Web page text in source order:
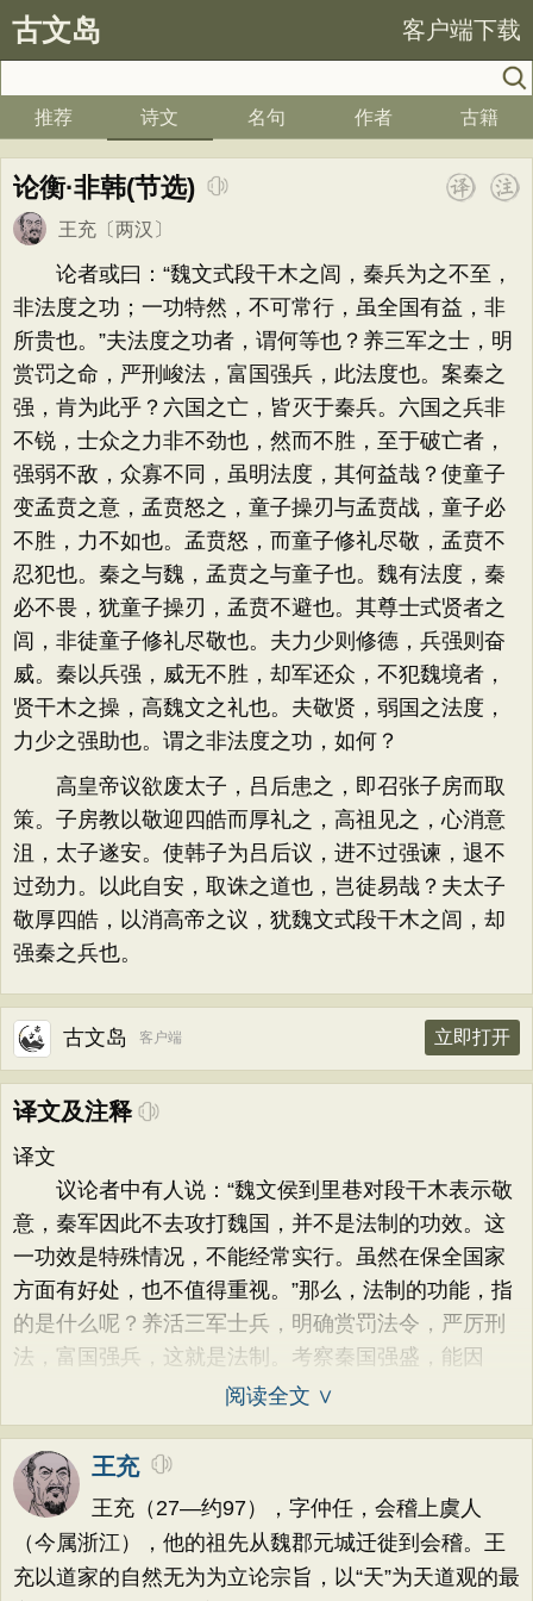
古文岛 客户端下载
推荐 诗文 名句 作者 古籍
论衡·非韩(节选)
王充 〔两汉〕
论者或曰：“魏文式段干木之闾，秦兵为之不至，
非法度之功；一功特然，不可常行，虽全国有益，非
所贵也。”夫法度之功者，谓何等也？养三军之士，明
赏罚之命，严刑峻法，富国强兵，此法度也。案秦之
强，肯为此乎？六国之亡，皆灭于秦兵。六国之兵非
不锐，士众之力非不劲也，然而不胜，至于破亡者，
强弱不敌，众寡不同，虽明法度，其何益哉？使童子
变孟贲之意，孟贲怒之，童子操刃与孟贲战，童子必
不胜，力不如也。孟贲怒，而童子修礼尽敬，孟贲不
忍犯也。秦之与魏，孟贲之与童子也。魏有法度，秦
必不畏，犹童子操刃，孟贲不避也。其尊士式贤者之
闾，非徒童子修礼尽敬也。夫力少则修德，兵强则奋
威。秦以兵强，威无不胜，却军还众，不犯魏境者，
贤干木之操，高魏文之礼也。夫敬贤，弱国之法度，
力少之强助也。谓之非法度之功，如何？
高皇帝议欲废太子，吕后患之，即召张子房而取
策。子房教以敬迎四皓而厚礼之，高祖见之，心消意
沮，太子遂安。使韩子为吕后议，进不过强谏，退不
过劲力。以此自安，取诛之道也，岂徒易哉？夫太子
敬厚四皓，以消高帝之议，犹魏文式段干木之闾，却
强秦之兵也。
古文岛 客户端 立即打开
译文及注释
译文
议论者中有人说：“魏文侯到里巷对段干木表示敬
意，秦军因此不去攻打魏国，并不是法制的功效。这
一功效是特殊情况，不能经常实行。虽然在保全国家
方面有好处，也不值得重视。”那么，法制的功能，指
的是什么呢？养活三军士兵，明确赏罚法令，严厉刑
法，富国强兵，这就是法制。考察秦国强盛，能因
阅读全文 ∨
王充
王充（27—约97），字仲任，会稽上虞人
（今属浙江），他的祖先从魏郡元城迁徙到会稽。王
充以道家的自然无为为立论宗旨，以“天”为天道观的最